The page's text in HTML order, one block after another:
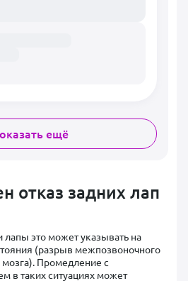
ещё
отказ задних лап
лапы это может указывать на
(разрыв межпозвоночного
мозга). Промедление с
в таких ситуациях может